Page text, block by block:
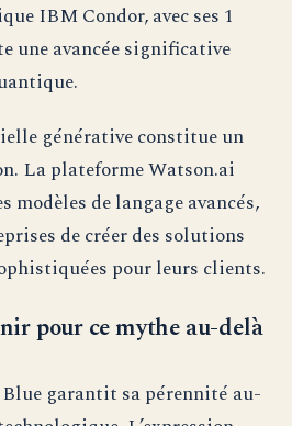
IBM Condor, avec ses 1
une avancée significative
générative constitue un
La plateforme Watson.ai
modèles de langage avancés,
de créer des solutions
pour leurs clients.
pour ce mythe au-delà
garantit sa pérennité au-